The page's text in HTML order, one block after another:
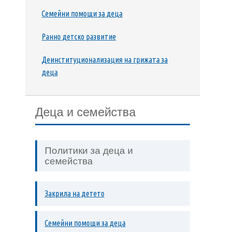
Семейни помощи за деца
Ранно детско развитие
Деинституционализация на грижата за
деца
Деца и семейства
Политики за деца и
семейства
Закрила на детето
Семейни помощи за деца